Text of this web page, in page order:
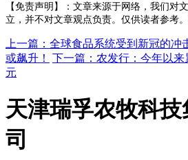
【免责声明】：文章来源于网络，我们对
立，并不对文章观点负责。仅供读者参考
上一篇：全球食品系统受到新冠的
或飙升！
下一篇：农发行：今年以
元
天津瑞孚农牧科
司